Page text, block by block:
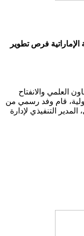
فرص تطوير
العلمي والانفتاح
قام وفد رسمي من
التنفيذي لإدارة